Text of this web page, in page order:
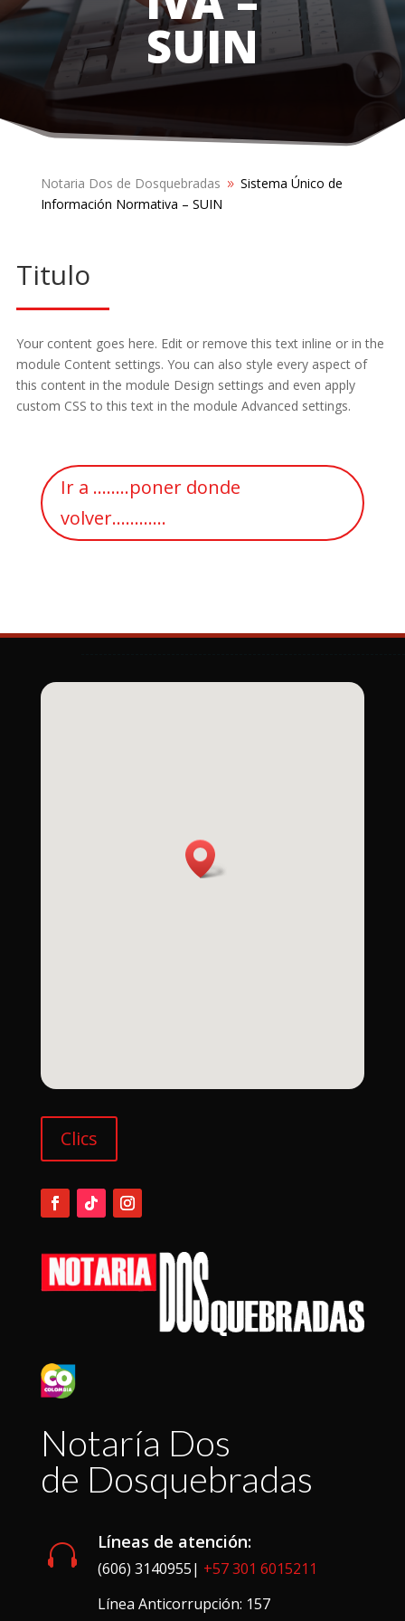
SUIN
Notaria Dos de Dosquebradas 9 Sistema Único de
Información Normativa – SUIN
Titulo
Your content goes here. Edit or remove this text inline or in the
module Content settings. You can also style every aspect of
this content in the module Design settings and even apply
custom CSS to this text in the module Advanced settings.
Ir a ........poner donde
volver............
Clics
Notaría Dos
de Dosquebradas
 Líneas de atención:
(606) 3140955| +57 301 6015211
Línea Anticorrupción: 157